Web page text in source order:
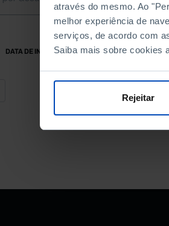
através do mesmo. Ao
melhor experiência de
serviços, de acordo com
Saiba mais sobre cookies
Rejeitar
DATA DE INÍCIO